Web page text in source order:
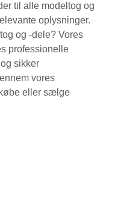
til alle modeltog og
oplysninger.
og -dele? Vores
professionelle
sikker
vores
eller sælge